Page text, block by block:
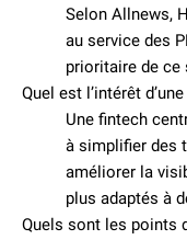
Selon Allnews,
au service des
prioritaire de ce
Quel est l’intérêt
Une fintech
à simplifier des
améliorer la
plus adaptés à
Quels sont les points